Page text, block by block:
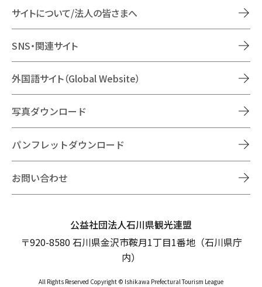
サイトについて/法人の皆さまへ
SNS・関連サイト
外国語サイト（Global Website）
写真ダウンロード
パンフレットダウンロード
お問い合わせ
公益社団法人石川県観光連盟
〒920-8580 石川県金沢市鞍月1丁目1番地（石川県庁
内）
All Rights Reserved Copyright © Ishikawa Prefectural Tourism League